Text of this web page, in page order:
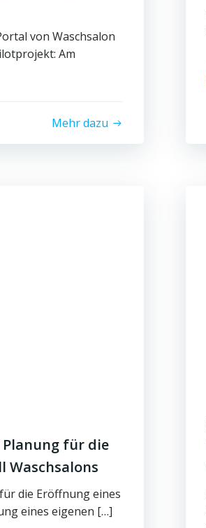
von Waschsalon
Am
Mehr dazu
Planung für die
Waschsalons
die Eröffnung eines
eines eigenen […]